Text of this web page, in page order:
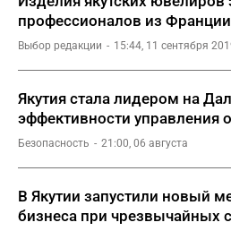
профессионалов из Франции
Выбор редакции 15:44, 11 сентября
Якутия стала лидером на
эффективности управления
Безопасность 21:00, 06 августа
В Якутии запустили новый
бизнеса при чрезвычайных